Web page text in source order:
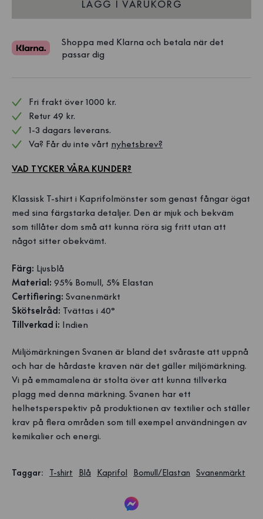
LÄGG I VARUKORG
Shoppa med Klarna och betala när det
passar dig
Fri frakt över 1000 kr.
Retur 49 kr.
1-3 dagars leverans.
Va? Får du inte vårt nyhetsbrev?
VAD TYCKER VÅRA KUNDER?
Klassisk T-shirt i Kaprifolmönster som genast fångar ögat
med sina färgstarka detaljer. Den är mjuk och bekväm
som tillåter dom små att kunna röra sig fritt utan att
något sitter obekvämt.
Färg: Ljusblå
Material: 95% Bomull, 5% Elastan
Certifiering: Svanenmärkt
Skötselråd: Tvättas i 40°
Tillverkad i: Indien
Miljömärkningen Svanen är bland det svåraste att uppnå
och har de hårdaste kraven när det gäller miljömärkning.
Vi på emmamalena är stolta över att kunna tillverka
plagg med denna märkning. Svanen har ett
helhetsperspektiv på produktionen av textilier och ställer
krav på flera områden som till exempel användningen av
kemikalier och energi.
Taggar: T-shirt Blå Kaprifol Bomull/Elastan Svanenmärkt